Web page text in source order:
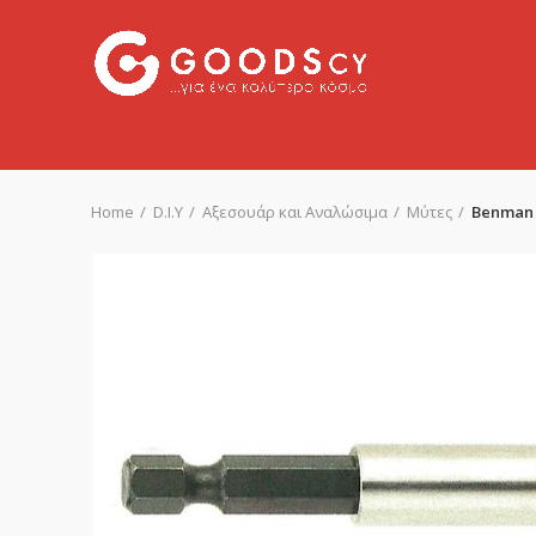
Home D.I.Y Αξεσουάρ και Αναλώσιμα Μύτες